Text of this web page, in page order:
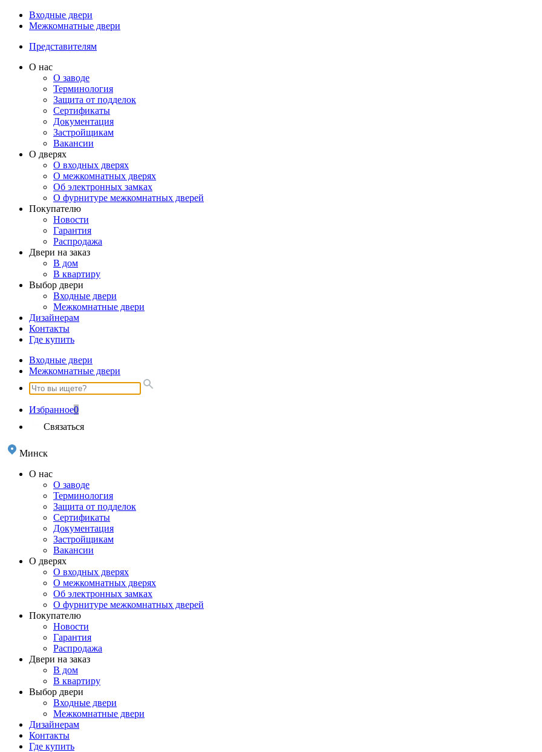
Входные двери
Межкомнатные двери
Представителям
О нас
О заводе
Терминология
Защита от подделок
Сертификаты
Документация
Застройщикам
Вакансии
О дверях
О входных дверях
О межкомнатных дверях
Об электронных замках
О фурнитуре межкомнатных дверей
Покупателю
Новости
Гарантия
Распродажа
Двери на заказ
В дом
В квартиру
Выбор двери
Входные двери
Межкомнатные двери
Дизайнерам
Контакты
Где купить
Входные двери
Межкомнатные двери
Избранное0
Связаться
Минск
О нас
О заводе
Терминология
Защита от подделок
Сертификаты
Документация
Застройщикам
Вакансии
О дверях
О входных дверях
О межкомнатных дверях
Об электронных замках
О фурнитуре межкомнатных дверей
Покупателю
Новости
Гарантия
Распродажа
Двери на заказ
В дом
В квартиру
Выбор двери
Входные двери
Межкомнатные двери
Дизайнерам
Контакты
Где купить